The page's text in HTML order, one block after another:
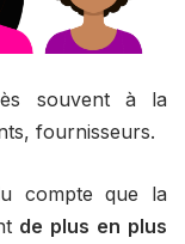
souvent à la
fournisseurs.
compte que la
de plus en plus